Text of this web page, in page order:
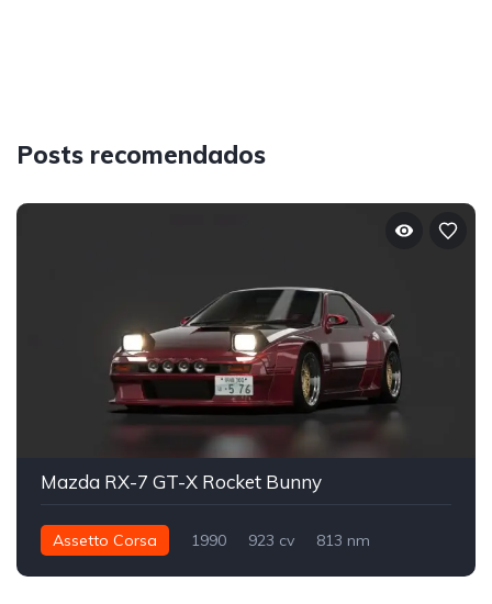
Posts recomendados
Mazda RX-7 GT-X Rocket Bunny
Assetto Corsa 1990 923 cv
813 nm